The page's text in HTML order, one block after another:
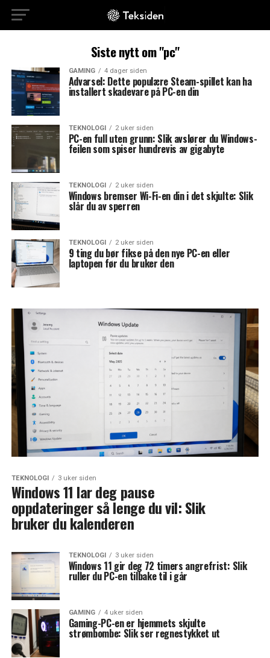
Siste nytt om "pc"
GAMING 4 dager siden
Advarsel: Dette populære Steam-spillet kan ha
installert skadevare på PC-en din
TEKNOLOGI 2 uker siden
PC-en full uten grunn: Slik avslører du Windows-
feilen som spiser hundrevis av gigabyte
TEKNOLOGI 2 uker siden
Windows bremser Wi-Fi-en din i det skjulte: Slik
slår du av sperren
TEKNOLOGI 2 uker siden
9 ting du bør fikse på den nye PC-en eller
laptopen før du bruker den
TEKNOLOGI 3 uker siden
Windows 11 lar deg pause
oppdateringer så lenge du vil: Slik
bruker du kalenderen
TEKNOLOGI 3 uker siden
Windows 11 gir deg 72 timers angrefrist: Slik
ruller du PC-en tilbake til i går
GAMING 4 uker siden
Gaming-PC-en er hjemmets skjulte
strømbombe: Slik ser regnestykket ut